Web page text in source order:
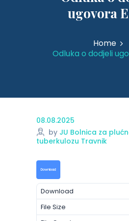
ugovora
Home
Odluka o dodjeli
08.08.2025
by JU Bolnica za
tuberkulozu Travnik
Download
Download
File Size